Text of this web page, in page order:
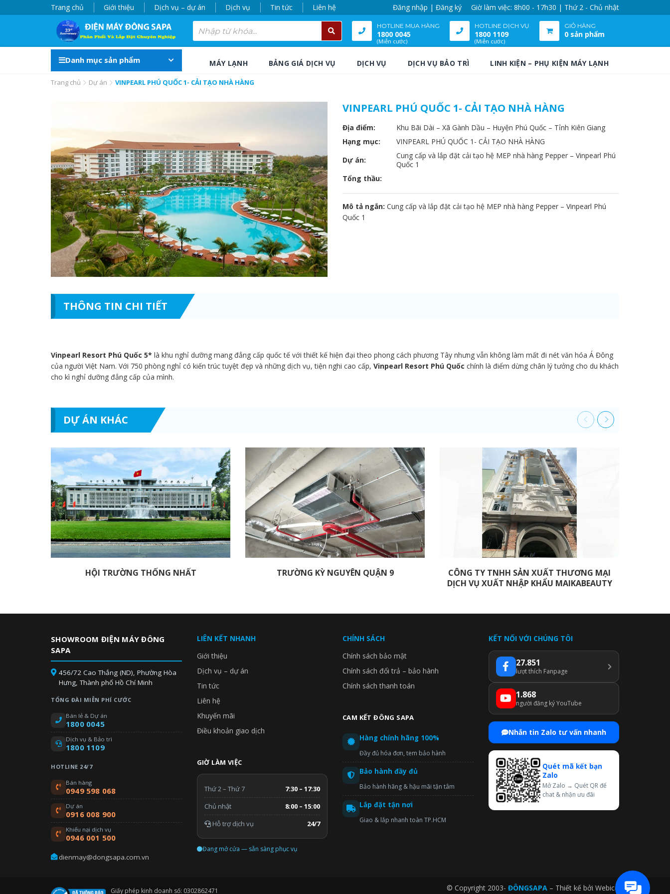
Trang chủ Giới thiệu Dịch vụ – dự án Dịch vụ Tin tức Liên hệ Đăng nhập | Đăng ký Giờ làm việc: 8h00 - 17h30 | Thứ 2 - Chủ nhật
HOTLINE MUA HÀNG
1800 0045
(Miễn cước)
HOTLINE DỊCH VỤ
1800 1109
(Miễn cước)
GIỎ HÀNG
0 sản phẩm
Danh mục sản phẩm MÁY LẠNH BẢNG GIÁ DỊCH VỤ DỊCH VỤ DỊCH VỤ BẢO TRÌ LINH KIỆN – PHỤ KIỆN MÁY LẠNH
Trang chủ Dự án VINPEARL PHÚ QUỐC 1- CẢI TẠO NHÀ HÀNG
VINPEARL PHÚ QUỐC 1- CẢI TẠO NHÀ HÀNG
Địa điểm:
Khu Bãi Dài – Xã Gành Dầu – Huyện Phú Quốc – Tỉnh Kiên Giang
Hạng mục:
VINPEARL PHÚ QUỐC 1- CẢI TẠO NHÀ HÀNG
Dự án:
Cung cấp và lắp đặt cải tạo hệ MEP nhà hàng Pepper – Vinpearl Phú
Quốc 1
Tổng thầu:
Mô tả ngắn: Cung cấp và lắp đặt cải tạo hệ MEP nhà hàng Pepper – Vinpearl Phú
Quốc 1
THÔNG TIN CHI TIẾT
Vinpearl Resort Phú Quốc 5* là khu nghỉ dưỡng mang đẳng cấp quốc tế với thiết kế hiện đại theo phong cách phương Tây nhưng vẫn không làm mất đi nét văn hóa Á Đông
của người Việt Nam. Với 750 phòng nghỉ có kiến trúc tuyệt đẹp và những dịch vụ, tiện nghi cao cấp, Vinpearl Resort Phú Quốc chính là điểm dừng chân lý tưởng cho du khách
cho kì nghỉ dưỡng đẳng cấp của mình.
DỰ ÁN KHÁC
HỘI TRƯỜNG THỐNG NHẤT TRƯỜNG KỲ NGUYÊN QUẬN 9
CÔNG TY TNHH SẢN XUẤT THƯƠNG MẠI
DỊCH VỤ XUẤT NHẬP KHẨU MAIKABEAUTY
SHOWROOM ĐIỆN MÁY ĐÔNG
SAPA
456/72 Cao Thắng (ND), Phường Hòa
Hưng, Thành phố Hồ Chí Minh
TỔNG ĐÀI MIỄN PHÍ CƯỚC
Bán lẻ & Dự án
1800 0045
Dịch vụ & Bảo trì
1800 1109
HOTLINE 24/7
Bán hàng
0949 598 068
Dự án
0916 008 900
Khiếu nại dịch vụ
0946 001 500
dienmay@dongsapa.com.vn
LIÊN KẾT NHANH
Giới thiệu
Dịch vụ – dự án
Tin tức
Liên hệ
Khuyến mãi
Điều khoản giao dịch
GIỜ LÀM VIỆC
Thứ 2 – Thứ 7
7:30 – 17:30
Chủ nhật
8:00 – 15:00
Hỗ trợ dịch vụ
24/7
Đang mở cửa — sẵn sàng phục vụ
CHÍNH SÁCH
Chính sách bảo mật
Chính sách đổi trả – bảo hành
Chính sách thanh toán
CAM KẾT ĐÔNG SAPA
Hàng chính hãng 100%
Đầy đủ hóa đơn, tem bảo hành
Bảo hành đầy đủ
Bảo hành hãng & hậu mãi tận tâm
Lắp đặt tận nơi
Giao & lắp nhanh toàn TP.HCM
KẾT NỐI VỚI CHÚNG TÔI
27.851
lượt thích Fanpage
1.868
người đăng ký YouTube
Nhắn tin Zalo tư vấn nhanh
Quét mã kết bạn
Zalo
Mở Zalo → Quét QR để
chat & nhận ưu đãi
Giấy phép kinh doanh số: 0302862471
© Copyright 2003- ĐÔNGSAPA – Thiết kế bởi Webico